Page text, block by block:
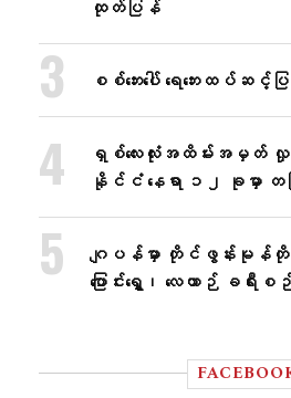
ထုတ်ပြန်
စစ်ဘေးပေါ် ရေဘေးထပ်ဆင့်
ရှစ်လေးလုံးအထိမ်းအမှတ် လှုပ်
နိုင်ငံ နေရာ ၁၂ ခုမှာ
ဂျပန်မှာ တိုင်ဖွန်းမုန်တိုင်
ပြောင်းရွှေ့၊ လေယာဉ် ခရီး